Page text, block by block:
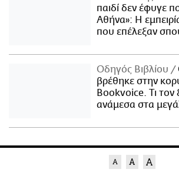
παιδί δεν έφυγε
Αθήνα»: Η
που επέλεξαν
Οδηγός Βιβλίου
βρέθηκε στην
Bookvoice. Τι τον
ανάμεσα στα